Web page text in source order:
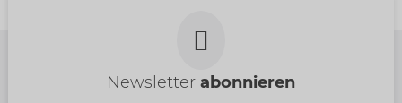
Newsletter abonnieren